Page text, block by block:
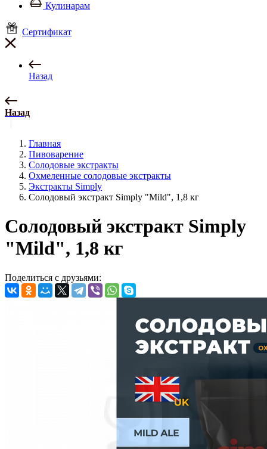
Кулинарам
Сертификат
Назад
Назад
Главная
Пивоварение
Солодовые экстракты
Охмеленные солодовые экстракты
Экстракты Simply
Солодовый экстракт Simply "Mild", 1,8 кг
Солодовый экстракт Simply
"Mild", 1,8 кг
Поделиться с друзьями: